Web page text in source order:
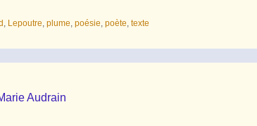
Lepoutre ,plume ,poésie ,poète ,texte
Audrain